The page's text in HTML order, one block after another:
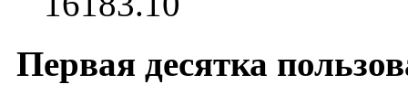
Первая десятка